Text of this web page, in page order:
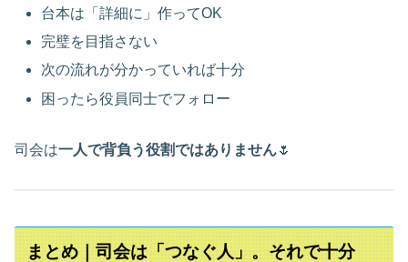
台本は「詳細に」作ってOK
完璧を目指さない
次の流れが分かっていれば十分
困ったら役員同士でフォロー
司会は一人で背負う役割ではありません🌷
まとめ｜司会は「つなぐ人」。それで十分